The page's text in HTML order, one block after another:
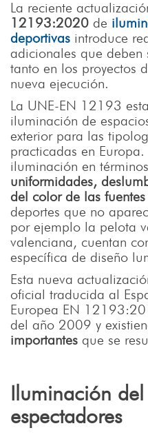
La reciente
12193:2020 de
deportivas introduce
adicionales que deben
tanto en los proyectos
nueva ejecución.
La UNE-EN 12193
iluminación de
exterior para las
practicadas en
iluminación en
uniformidades,
del color de las
deportes que no
por ejemplo la pelota
valenciana, cuentan
específica de diseño
Esta nueva
oficial traducida al
Europea EN
del año 2009 y
importantes que se
Iluminación
espectadores